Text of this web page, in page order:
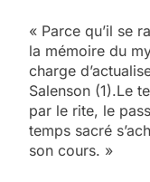
« Parce qu’il se
la mémoire du
charge
Salenson (1).Le
par le rite, le
temps sacré
son cours. »